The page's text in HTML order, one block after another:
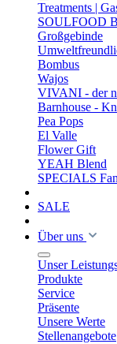
Treatments |
SOULFOOD
Großgebinde
Bombus
Wajos
VIVANI - der
Barnhouse -
Pea Pops
El Valle
Flower Gift
YEAH Blend
SPECIALS
SALE
Über uns
Unser
Produkte
Service
Präsente
Unsere Werte
Stellenangebote